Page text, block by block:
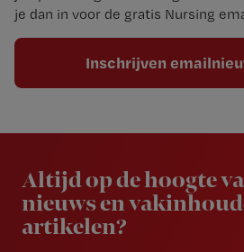
je dan in voor de gratis Nursing
Inschrijven
Altijd op de hoogte
nieuws en
artikelen?